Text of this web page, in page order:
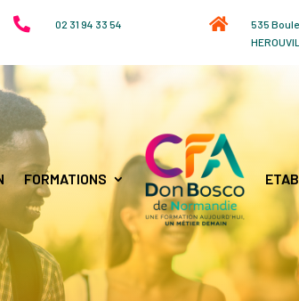
 02 31 94 33 54 
535
FORMATIONS